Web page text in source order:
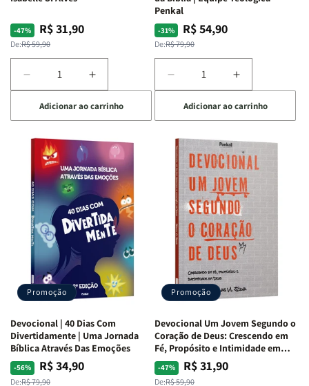
-47%
Preço
normal
De:R$ 59,90
Preço
promocional
R$ 31,90
Diminuir
a
quantidade
de
Devocional
Quarto
de
Guerra
Isabelle
S.
Alves
Aumentar
a
quantidade
de
Devocional
Quarto
de
Guerra
|
Isabelle
S.
Alves
Adicionar ao carrinho
Penkal
-31%
Preço
normal
De:R$ 79,90
Preço
promocional
R$ 54,90
Diminuir
a
quantidade
de
Devocional
Café
com
Mulheres
da
Bíblia
Equipe
Teológica
Penkal
Aumentar
a
quantidade
de
Devocional
Café
com
Mulheres
da
Bíblia
|
Equipe
Teológica
Penkal
Adicionar ao carrinho
Promoção
Devocional | 40 Dias Com
Divertidamente | Uma Jornada
Bíblica Através Das Emoções
-56%
Preço
De:R$ 79,90
PreçoR$ 34,90
Promoção
Devocional Um Jovem Segundo o
Coração de Deus: Crescendo em
Fé, Propósito e Intimidade em
Deus
-47%
Preço
De:R$ 59,90
PreçoR$ 31,90